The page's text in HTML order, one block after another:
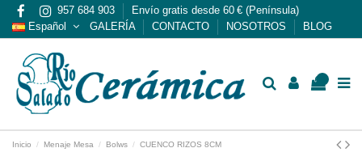
957 684 903
Envío gratis desde 60 € (Península)
Español
GALERÍA CONTACTO NOSOTROS BLOG
Inicio Menaje Mesa Bolws CUENCO RIZOS 8CM